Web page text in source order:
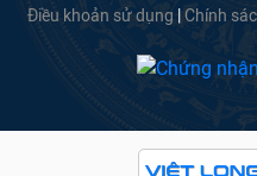
Điều khoản sử dụng Chính